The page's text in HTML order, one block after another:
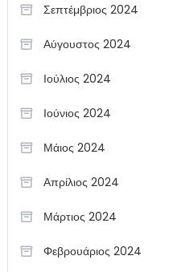
Σεπτέμβριος 2024
Αύγουστος 2024
Ιούλιος 2024
Ιούνιος 2024
Μάιος 2024
Απρίλιος 2024
Μάρτιος 2024
Φεβρουάριος 2024